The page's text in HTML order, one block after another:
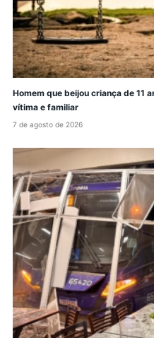
Homem que beijou criança de 11
vítima e familiar
7 de agosto de 2026